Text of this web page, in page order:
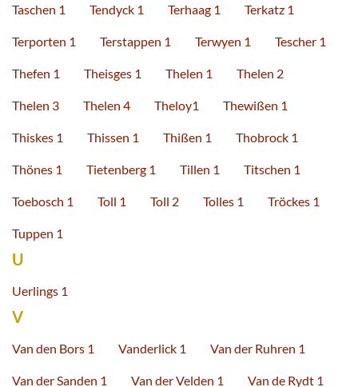
Taschen 1 Tendyck 1 Terhaag 1 Terkatz 1
Terporten 1 Terstappen 1 Terwyen 1 Tescher 1
Thefen 1 Theisges 1 Thelen 1 Thelen 2
Thelen 3 Thelen 4 Theloy1 Thewißen 1
Thiskes 1 Thissen 1 Thißen 1 Thobrock 1
Thönes 1 Tietenberg 1 Tillen 1 Titschen 1
Toebosch 1 Toll 1 Toll 2 Tolles 1 Tröckes 1
Tuppen 1
U
Uerlings 1
V
Van den Bors 1 Vanderlick 1 Van der Ruhren 1
Van der Sanden 1 Van der Velden 1 Van de Rydt 1